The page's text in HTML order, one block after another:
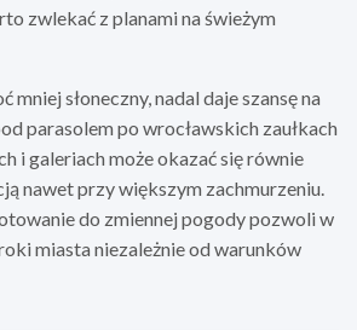
zwlekać z planami na świeżym
mniej słoneczny, nadal daje szansę na
parasolem po wrocławskich zaułkach
i galeriach może okazać się równie
nawet przy większym zachmurzeniu.
do zmiennej pogody pozwoli w
miasta niezależnie od warunków